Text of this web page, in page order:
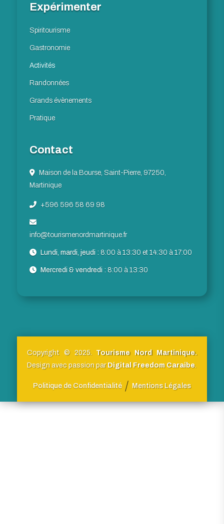
Expérimenter
Spiritourisme
Gastronomie
Activités
Randonnées
Grands évènements
Pratique
Contact
Maison de la Bourse, Saint-Pierre, 97250,
Martinique
+596 596 58 69 98
info@tourismenordmartinique.fr
Lundi, mardi, jeudi : 8:00 à 13:30 et 14:30 à 17:00
Mercredi & vendredi : 8:00 à 13:30
Copyright © 2025. Tourisme Nord Martinique.
Design avec passion parDigital Freedom Caraibe.
Politique de Confidentialité Mentions Légales